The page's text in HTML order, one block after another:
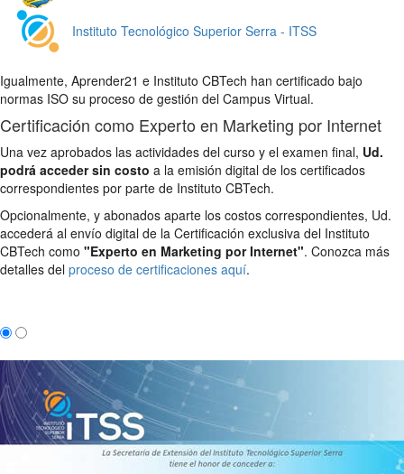
Instituto Tecnológico Superior Serra - ITSS
Igualmente, Aprender21 e Instituto CBTech han certificado bajo
normas ISO su proceso de gestión del Campus Virtual.
Certificación como Experto en Marketing por Internet
Una vez aprobados las actividades del curso y el examen final, Ud.
podrá acceder sin costo a la emisión digital de los certificados
correspondientes por parte de Instituto CBTech.
Opcionalmente, y abonados aparte los costos correspondientes, Ud.
accederá al envío digital de la Certificación exclusiva del Instituto
CBTech como "Experto en Marketing por Internet". Conozca más
detalles del proceso de certificaciones aquí.